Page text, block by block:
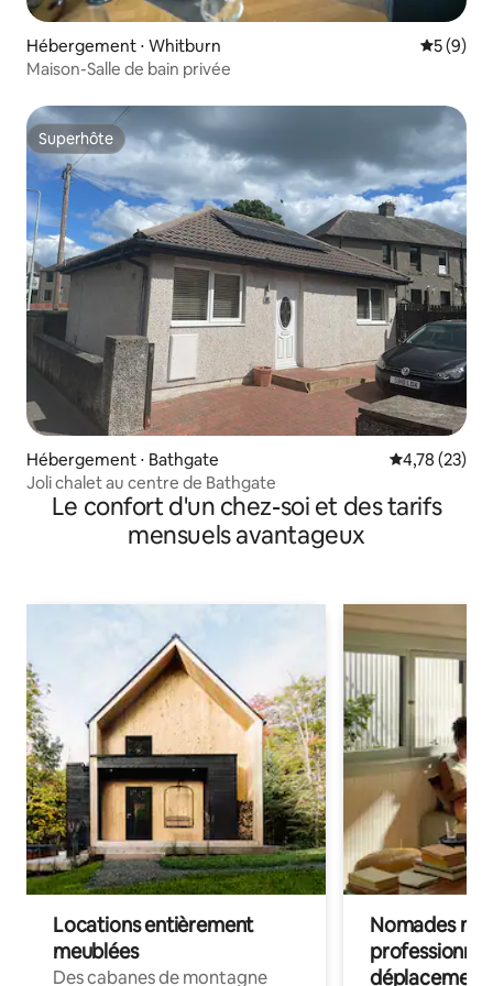
Hébergement ⋅ Whitburn
5 (9)
Maison-Salle de bain privée
Superhôte
Superhôte
Hébergement ⋅ Bathgate Évaluation
4,78 (23)
Joli chalet au centre de Bathgate
Le confort d'un chez-soi et des tarifs
mensuels avantageux
Locations entièrement
meublées
Des cabanes de montagne
Nomades
déplacement